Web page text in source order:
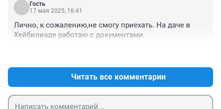
Гость
17 мая 2025, 16:41
Лично, к сожалению,не смогу приехать. На даче в
Хейбилиаде работаю с документами.
Читать все комментарии